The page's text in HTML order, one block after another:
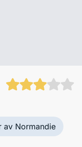
av Normandie